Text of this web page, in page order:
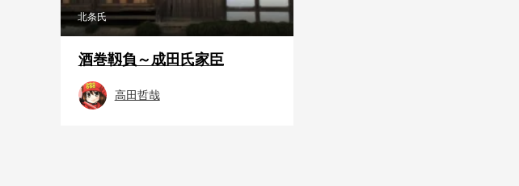
北条氏
酒巻靱負～成田氏家臣
高田哲哉